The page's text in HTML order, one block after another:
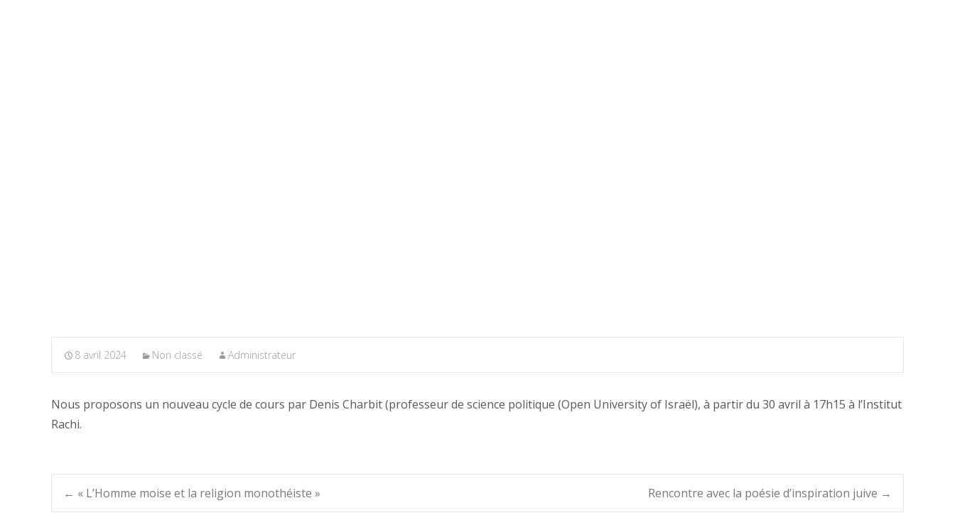
8 avril 2024 Non classé Administrateur
Nous proposons un nouveau cycle de cours par Denis Charbit (professeur de science politique (Open University of Israël), à partir du 30 avril à 17h15 à l’Institut
Rachi.
Post
← « L’Homme moise et la religion monothéiste » Rencontre avec la poésie d’inspiration juive →